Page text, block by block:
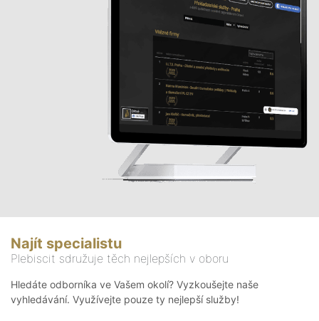
Najít specialistu
Plebiscit sdružuje těch nejlepších v oboru
Hledáte odborníka ve Vašem okolí? Vyzkoušejte naše
vyhledávání. Využívejte pouze ty nejlepší služby!